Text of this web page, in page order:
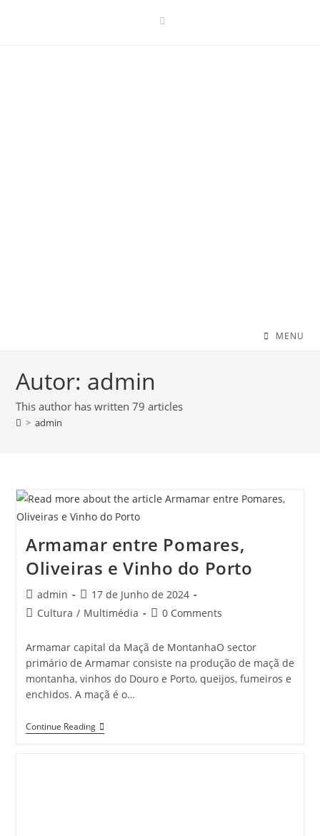
MENU
Autor: admin
This author has written 79 articles
> admin
Armamar entre Pomares,
Oliveiras e Vinho do Porto
Post
author:
admin
Post
published:
17 de Junho de 2024
PostCultura / Multimédia
Post0 Comments
Armamar capital da Maçã de MontanhaO sector
primário de Armamar consiste na produção de maçã de
montanha, vinhos do Douro e Porto, queijos, fumeiros e
enchidos. A maçã é o…
Continue ReadingArmamar
Entre